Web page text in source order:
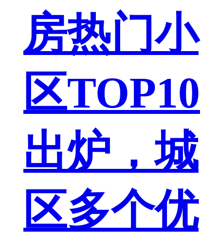
房热门小
区TOP10
出炉，城
区多个优